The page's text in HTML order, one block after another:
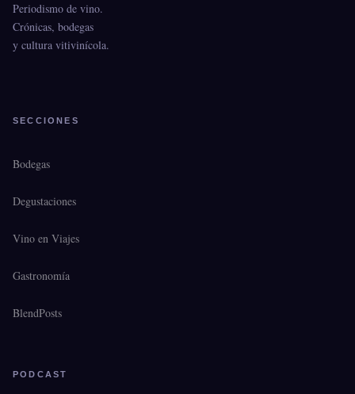
Periodismo de vino.
Crónicas, bodegas
y cultura vitivinícola.
SECCIONES
Bodegas
Degustaciones
Vino en Viajes
Gastronomía
BlendPosts
PODCAST